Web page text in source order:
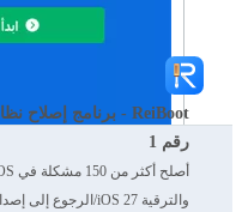
رقم 1
والترقية iOS 27/الرجوع إلى إصدار أقدم بأمان